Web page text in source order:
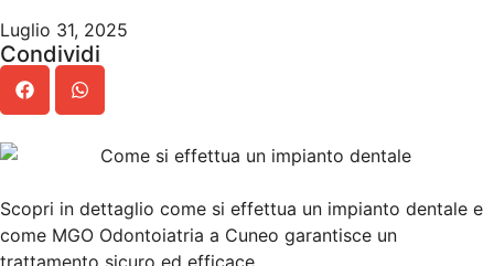
Luglio 31, 2025
Condividi
Scopri in dettaglio come si effettua un impianto dentale e
come MGO Odontoiatria a Cuneo garantisce un